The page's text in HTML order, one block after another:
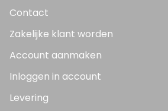
Contact
Zakelijke klant worden
Account aanmaken
Inloggen in account
Levering